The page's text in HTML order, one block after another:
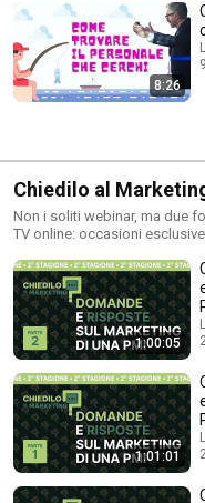
8:26
Chiedilo al
Non i soliti webinar, ma due
TV online: occasioni
esperienza sul campo.
1:00:05
1:01:01